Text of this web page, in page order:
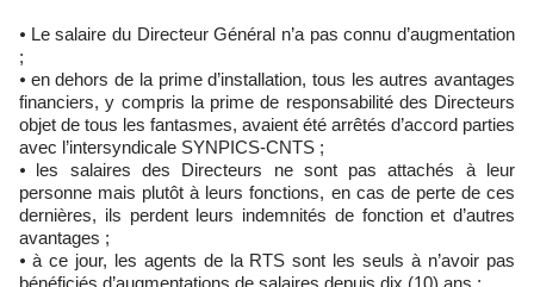
⦁ Le salaire du Directeur Général n’a pas connu d’augmentation
;
⦁ en dehors de la prime d’installation, tous les autres avantages
financiers, y compris la prime de responsabilité des Directeurs
objet de tous les fantasmes, avaient été arrêtés d’accord parties
avec l’intersyndicale SYNPICS-CNTS ;
⦁ les salaires des Directeurs ne sont pas attachés à leur
personne mais plutôt à leurs fonctions, en cas de perte de ces
dernières, ils perdent leurs indemnités de fonction et d’autres
avantages ;
⦁ à ce jour, les agents de la RTS sont les seuls à n’avoir pas
bénéficiés d’augmentations de salaires depuis dix (10) ans ;